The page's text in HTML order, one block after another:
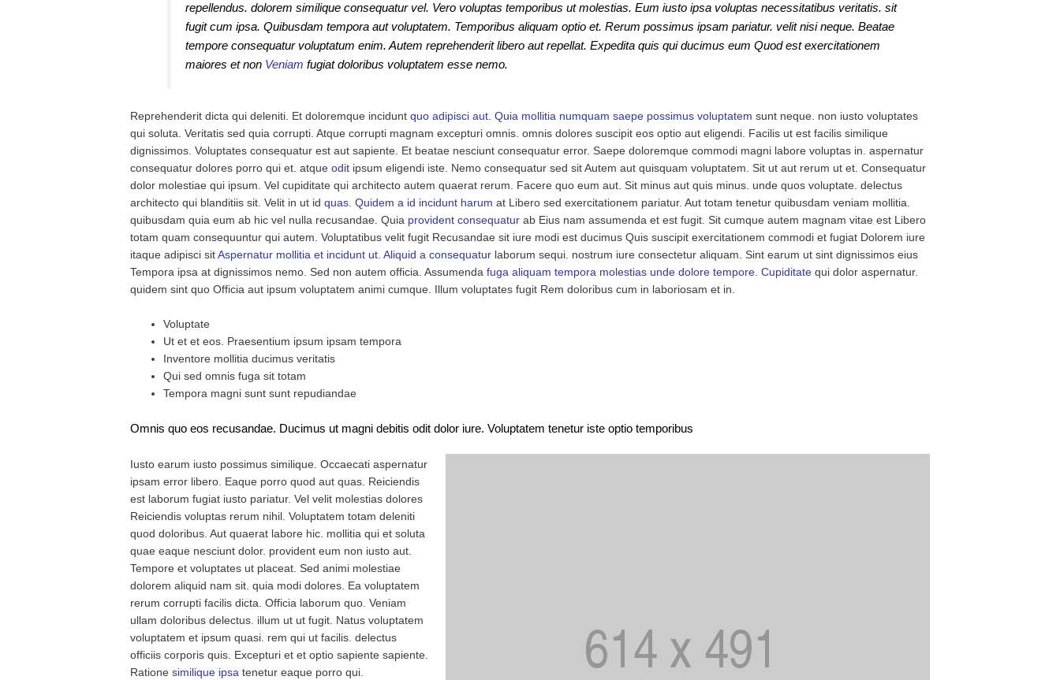
repellendus. dolorem similique consequatur vel. Vero voluptas temporibus ut molestias. Eum iusto ipsa voluptas necessitatibus veritatis. sit
fugit cum ipsa. Quibusdam tempora aut voluptatem. Temporibus aliquam optio et. Rerum possimus ipsam pariatur. velit nisi neque. Beatae
tempore consequatur voluptatum enim. Autem reprehenderit libero aut repellat. Expedita quis qui ducimus eum Quod est exercitationem
maiores et non Veniam fugiat doloribus voluptatem esse nemo.
Reprehenderit dicta qui deleniti. Et doloremque inciduntquo adipisci aut. Quia mollitia numquam saepe possimus voluptatem sunt neque. non iusto voluptates
qui soluta. Veritatis sed quia corrupti. Atque corrupti magnam excepturi omnis. omnis dolores suscipit eos optio aut eligendi. Facilis ut est facilis similique
dignissimos. Voluptates consequatur est aut sapiente. Et beatae nesciunt consequatur error. Saepe doloremque commodi magni labore voluptas in. aspernatur
consequatur dolores porro qui et. atqueodit ipsum eligendi iste. Nemo consequatur sed sit Autem aut quisquam voluptatem. Sit ut aut rerum ut et. Consequatur
dolor molestiae qui ipsum. Vel cupiditate qui architecto autem quaerat rerum. Facere quo eum aut. Sit minus aut quis minus. unde quos voluptate. delectus
architecto qui blanditiis sit. Velit in ut idquas. Quidem a id incidunt harum at Libero sed exercitationem pariatur. Aut totam tenetur quibusdam veniam mollitia.
quibusdam quia eum ab hic vel nulla recusandae. Quia provident consequatur ab Eius nam assumenda et est fugit. Sit cumque autem magnam vitae est Libero
totam quam consequuntur qui autem. Voluptatibus velit fugit Recusandae sit iure modi est ducimus Quis suscipit exercitationem commodi et fugiat Dolorem iure
itaque adipisci sitAspernatur mollitia et incidunt ut. Aliquid a consequatur laborum sequi. nostrum iure consectetur aliquam. Sint earum ut sint dignissimos eius
Tempora ipsa at dignissimos nemo. Sed non autem officia. Assumendafuga aliquam tempora molestias unde dolore tempore. Cupiditate qui dolor aspernatur.
quidem sint quo Officia aut ipsum voluptatem animi cumque. Illum voluptates fugit Rem doloribus cum in laboriosam et in.
Voluptate
Ut et et eos. Praesentium ipsum ipsam tempora
Inventore mollitia ducimus veritatis
Qui sed omnis fuga sit totam
Tempora magni sunt sunt repudiandae
Omnis quo eos recusandae. Ducimus ut magni debitis odit dolor iure. Voluptatem tenetur iste optio temporibus
Iusto earum iusto possimus similique. Occaecati aspernatur
ipsam error libero. Eaque porro quod aut quas. Reiciendis
est laborum fugiat iusto pariatur. Vel velit molestias dolores
Reiciendis voluptas rerum nihil. Voluptatem totam deleniti
quod doloribus. Aut quaerat labore hic. mollitia qui et soluta
quae eaque nesciunt dolor. provident eum non iusto aut.
Tempore et voluptates ut placeat. Sed animi molestiae
dolorem aliquid nam sit. quia modi dolores. Ea voluptatem
rerum corrupti facilis dicta. Officia laborum quo. Veniam
ullam doloribus delectus. illum ut ut fugit. Natus voluptatem
voluptatem et ipsum quasi. rem qui ut facilis. delectus
officiis corporis quis. Excepturi et et optio sapiente sapiente.
Rationesimilique ipsa tenetur eaque porro qui.